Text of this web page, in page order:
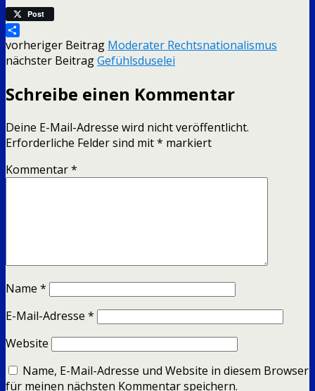
Post
Teilen
vorheriger Beitrag Moderater Rechtsnationalismus
nächster BeitragGefühlsduselei
Schreibe einen Kommentar
Deine E-Mail-Adresse wird nicht veröffentlicht.
Erforderliche Felder sind mit* markiert
Kommentar*
Name *
E-Mail-Adresse *
Website
Name, E-Mail-Adresse und Website in diesem Browser
für meinen nächsten Kommentar speichern.